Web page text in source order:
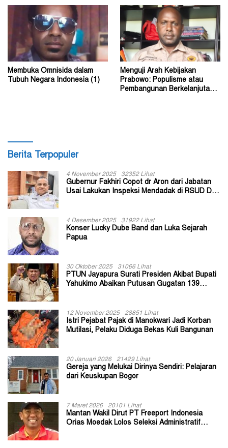
Membuka Omnisida dalam
Tubuh Negara Indonesia (1)
Menguji Arah Kebijakan
Prabowo: Populisme atau
Pembangunan Berkelanjutan?
Berita Terpopuler
4 November 2025 32352 Lihat
Gubernur Fakhiri Copot dr Aron dari Jabatan
Usai Lakukan Inspeksi Mendadak di RSUD Dok
4 Desember 2025 31922 Lihat
Konser Lucky Dube Band dan Luka Sejarah
Papua
30 Oktober 2025 31066 Lihat
PTUN Jayapura Surati Presiden Akibat Bupati
Yahukimo Abaikan Putusan Gugatan 139
12 November 2025 28851 Lihat
Istri Pejabat Pajak di Manokwari Jadi Korban
Mutilasi, Pelaku Diduga Bekas Kuli Bangunan
20 Januari 2026 21429 Lihat
Gereja yang Melukai Dirinya Sendiri: Pelajaran
dari Keuskupan Bogor
7 Maret 2026 20101 Lihat
Mantan Wakil Dirut PT Freeport Indonesia
Orias Moedak Lolos Seleksi Administratif